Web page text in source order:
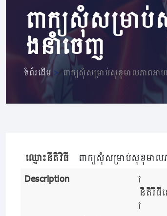
ពាក្យសុំសម្រាប់
ងនាំចេញ
ទំព័រដើម> ពាក្យសុំសម្រាប់សុខុមាលភាពអា
ឈ្មោះនីតិវិធី
ពាក្យសុំសម្រាប់សុខុមាល
Description
នីតិវីធី